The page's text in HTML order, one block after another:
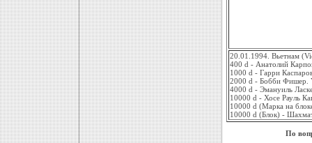
20.01.1994. Вьетнам
400 d - Анатолий
1000 d - Гарри
2000 d - Бобби Фишер.
4000 d - Эмануиль
10000 d - Хосе Рауль
10000 d (Марка на
10000 d (Блок) -
По